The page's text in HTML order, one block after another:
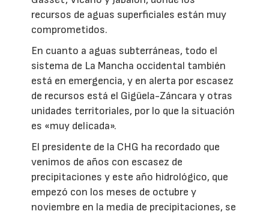
recursos de aguas superficiales están muy
comprometidos.
En cuanto a aguas subterráneas, todo el
sistema de La Mancha occidental también
está en emergencia, y en alerta por escasez
de recursos está el Gigüela-Záncara y otras
unidades territoriales, por lo que la situación
es «muy delicada».
El presidente de la CHG ha recordado que
venimos de años con escasez de
precipitaciones y este año hidrológico, que
empezó con los meses de octubre y
noviembre en la media de precipitaciones, se